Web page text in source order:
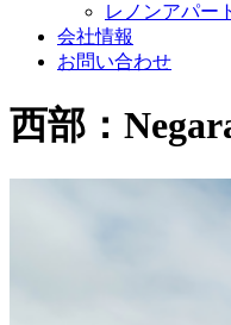
レノンアパー
会社情報
お問い合わせ
西部：